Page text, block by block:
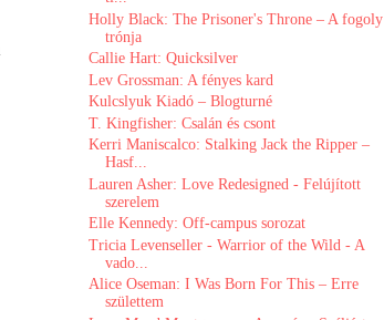
Holly Black: The ​Prisoner's Throne – A fogoly
trónja
Callie Hart: Quicksilver
Lev Grossman: A ​fényes kard
Kulcslyuk Kiadó – Blogturné
T. Kingfisher: Csalán és csont
Kerri Maniscalco: Stalking ​Jack the Ripper –
Hasf...
Lauren Asher: Love Redesigned - Felújított
szerelem
Elle Kennedy: Off-campus sorozat
Tricia Levenseller - Warrior ​of the Wild - A
vado...
Alice Oseman: I Was Born For This – Erre
születtem